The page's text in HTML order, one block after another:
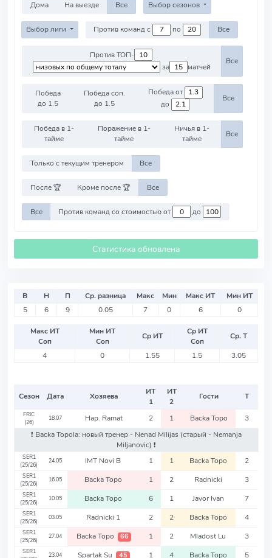
Дома На выезде Все Выбор сезонов
Выбор лиги Против команд с по Все
Против ТОП-
за
матчей
Все
Победа
до 1.5
Победа соп.
до 1.5
Победа от
до
Все
Победа в 1-
тайме
Поражение в 1-
тайме
Ничья в 1-
тайме
Все
Только с текущим тренером Все
После 🏆 Кроме после 🏆 Все
Все Против команд со стоимостью от до
Статистика обновлена
В Н П Ср. разница Макс Мин Макс ИТ
Мин ИТ
5
6 9 0.05 7 0 6 0
Макс ИТ
Соп
Мин ИТ
Соп
Ср ИТ
Ср ИТ
Соп
Ср. Т
4
0 1.55 1.5 3.05
Сезон Дата Хозяева
ИТ
1
ИТ
2
Гости Т
FRIC
(26)
18.07 Hap. Ramat 2 1 Backa Topo
3
❗️ Backa Topola: новый тренер - Nenad Milijas (старый - Nemanja
Miljanovic) ❗️
SER1
(25/26)
24.05 IMT Novi B 1 1 Backa Topo 2
SER1
(25/26)
16.05 Backa Topo 1 2 Radnicki 3
SER1
(25/26)
10.05 Backa Topo 6 1 Javor Ivan 7
SER1
(25/26)
03.05 Radnicki 1 2 2 Backa Topo 4
SER1
(25/26)
27.04 Backa Topo 66 1 2 Mladost Lu 3
SER1
23.04 Spartak Su 45 1 4 Backa Topo 5